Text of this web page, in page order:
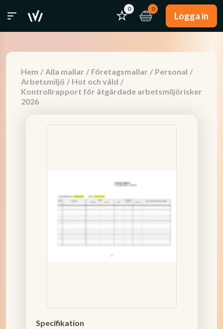
0 0
Logga in
Hem / Alla mallar / Företagsmallar / Personal /
Arbetsmiljö / Hot och våld /
Kontrollrapport för åtgärdade arbetsmiljörisker
2026
Specifikation